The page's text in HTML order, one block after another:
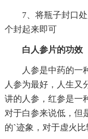
7、将瓶子封口
个封起来即可
白人参片的功效
人参是中药的一
人参为最好，人生又
讲的人参，红参是一
对于白参来说低，但
的`迹象，对于虚火